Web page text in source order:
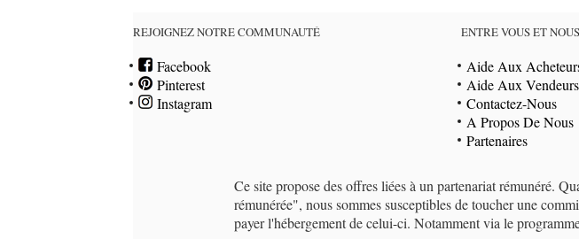
REJOIGNEZ NOTRE COMMUNAUTÉ
Facebook
Pinterest
Instagram
ENTRE VOUS ET NOUS
Aide Aux
Aide Aux Vendeurs
Contactez-Nous
A Propos De Nous
Partenaires
Ce site propose des offres liées à un partenariat rémunéré.
rémunérée", nous sommes susceptibles de toucher une
payer l'hébergement de celui-ci. Notamment via le